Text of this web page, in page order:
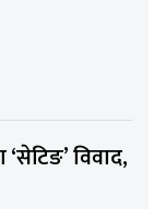
विवाद,